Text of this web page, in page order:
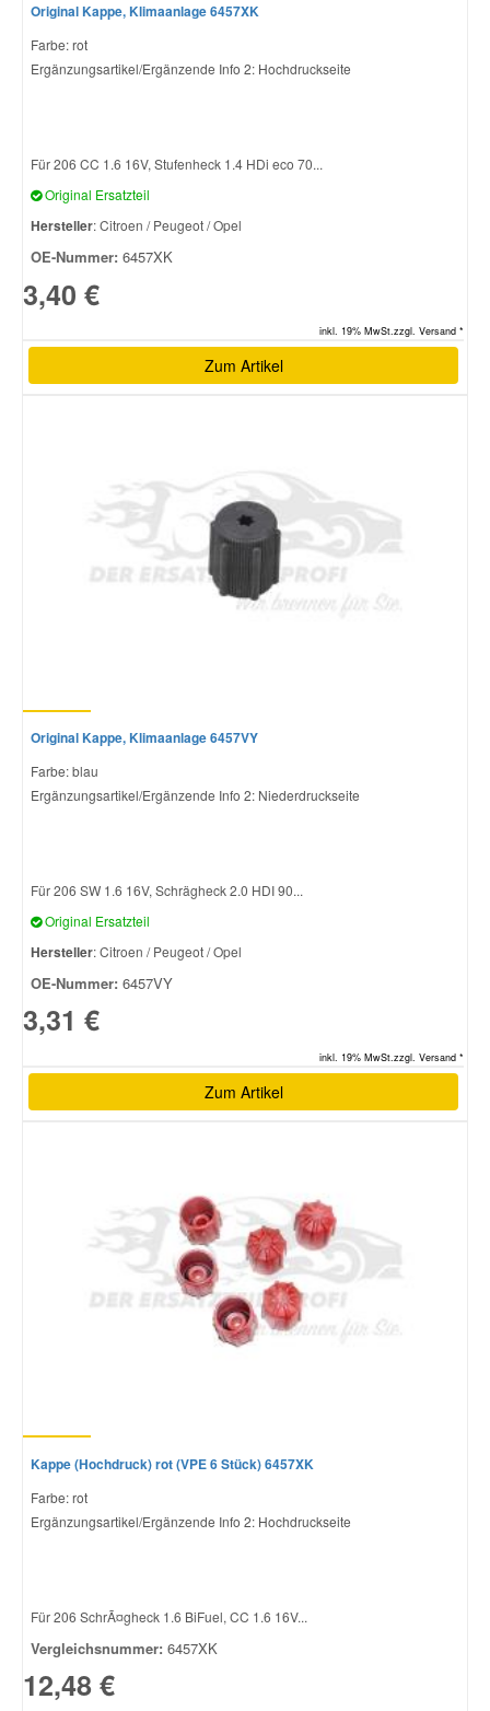
Original Kappe, Klimaanlage 6457XK
Farbe: rot
Ergänzungsartikel/Ergänzende Info 2: Hochdruckseite
Für 206 CC 1.6 16V, Stufenheck 1.4 HDi eco 70...
Original Ersatzteil
Hersteller: Citroen / Peugeot / Opel
OE-Nummer: 6457XK
3,40 €
inkl. 19% MwSt.zzgl. Versand *
Zum Artikel
Original Kappe, Klimaanlage 6457VY
Farbe: blau
Ergänzungsartikel/Ergänzende Info 2: Niederdruckseite
Für 206 SW 1.6 16V, Schrägheck 2.0 HDI 90...
Original Ersatzteil
Hersteller: Citroen / Peugeot / Opel
OE-Nummer: 6457VY
3,31 €
inkl. 19% MwSt.zzgl. Versand *
Zum Artikel
Kappe (Hochdruck) rot (VPE 6 Stück) 6457XK
Farbe: rot
Ergänzungsartikel/Ergänzende Info 2: Hochdruckseite
Für 206 SchrÃ¤gheck 1.6 BiFuel, CC 1.6 16V...
Vergleichsnummer: 6457XK
12,48 €